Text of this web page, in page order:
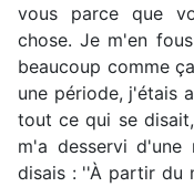
vous parce que
chose. Je m'en
beaucoup comme
une période, j'étais
tout ce qui se
m'a desservi d'une
disais : ''À partir du